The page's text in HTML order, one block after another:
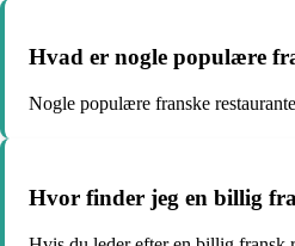
Hvad er nogle populære
Nogle populære franske
Hvor finder jeg en billig